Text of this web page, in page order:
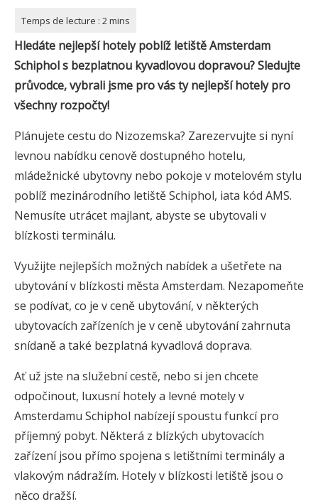
Hledáte nejlepší hotely poblíž letiště Amsterdam
Schiphol s bezplatnou kyvadlovou dopravou? Sledujte
průvodce, vybrali jsme pro vás ty nejlepší hotely pro
všechny rozpočty!
Plánujete cestu do Nizozemska? Zarezervujte si nyní
levnou nabídku cenově dostupného hotelu,
mládežnické ubytovny nebo pokoje v motelovém stylu
poblíž mezinárodního letiště Schiphol, iata kód AMS.
Nemusíte utrácet majlant, abyste se ubytovali v
blízkosti terminálu.
Využijte nejlepších možných nabídek a ušetřete na
ubytování v blízkosti města Amsterdam. Nezapomeňte
se podívat, co je v ceně ubytování, v některých
ubytovacích zařízeních je v ceně ubytování zahrnuta
snídaně a také bezplatná kyvadlová doprava.
Ať už jste na služební cestě, nebo si jen chcete
odpočinout, luxusní hotely a levné motely v
Amsterdamu Schiphol nabízejí spoustu funkcí pro
příjemný pobyt. Některá z blízkých ubytovacích
zařízení jsou přímo spojena s letištními terminály a
vlakovým nádražím. Hotely v blízkosti letiště jsou o
něco dražší.